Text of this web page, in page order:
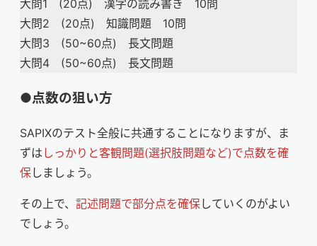
大問1 (20点) 漢字の読み書き 10問
大問2 (20点) 知識問題 10問
大問3 (50~60点) 長文問題
大問4 (50~60点) 長文問題
●点数の狙い方
SAPIXのテスト全般に共通することになりますが、ま
ずは しっかりと客観問題(選択肢問題など)で点数を確
保しましょう。
その上で、 記述問題で部分点を確保していくのがよい
でしょう。